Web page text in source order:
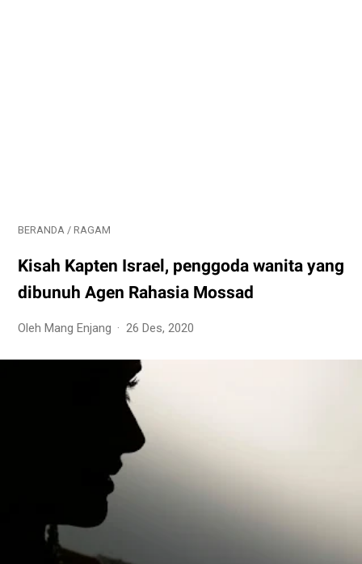
BERANDA / RAGAM
Kisah Kapten Israel, penggoda wanita yang
dibunuh Agen Rahasia Mossad
Oleh Mang Enjang 26 Des, 2020